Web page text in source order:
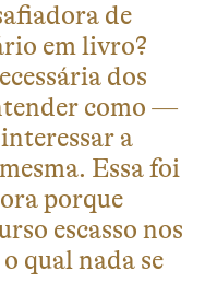
de
em livro?
dos
como —
a
Essa foi
porque
escasso nos
qual nada se